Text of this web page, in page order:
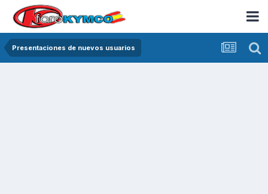
Presentaciones de nuevos usuarios